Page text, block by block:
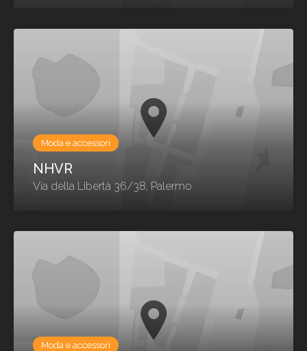
Moda e accessori
NHVR
Via della Libertà 36/38, Palermo
Moda e accessori